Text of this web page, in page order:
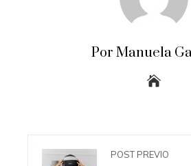
Por Manuela
POST PREVIO